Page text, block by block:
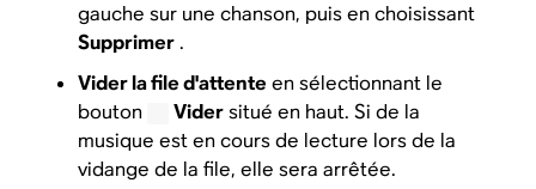
gauche sur une chanson, puis en choisissant
Supprimer.
Vider la file d'attente en sélectionnant le
bouton
Vidersitué en haut. Si de la
musique est en cours de lecture lors de la
vidange de la file, elle sera arrêtée.